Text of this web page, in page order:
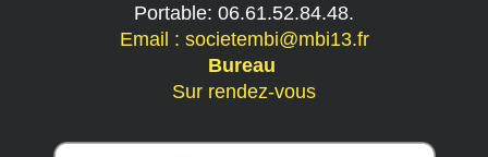
Portable: 06.61.52.84.48.
Email : societembi@mbi13.fr
Bureau
Sur rendez-vous